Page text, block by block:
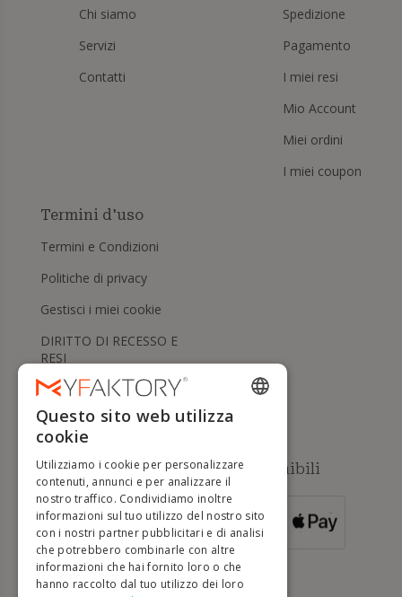
Chi siamo
Servizi
Contatti
Spedizione
Pagamento
I miei resi
Mio Account
Miei ordini
I miei coupon
Termini d'uso
Termini e Condizioni
Politiche di privacy
Gestisci i miei cookie
DIRITTO DI RECESSO E
RESI
Aiuto
Metodi di pagamento disponibili
SUPERIORI A
500 €
ENGLISH
DUTCH
GERMAN
PORTUGUESE
Questo sito web utilizza
cookie
Utilizziamo i cookie per personalizzare
contenuti, annunci e per analizzare il
nostro traffico. Condividiamo inoltre
informazioni sul tuo utilizzo del nostro sito
con i nostri partner pubblicitari e di analisi
che potrebbero combinarle con altre
informazioni che hai fornito loro o che
hanno raccolto dal tuo utilizzo dei loro